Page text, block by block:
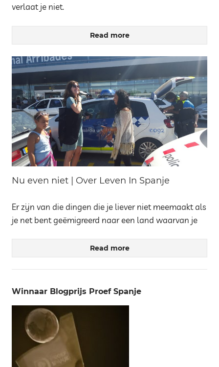
verlaat je niet.
Read more
Nu even niet | Over Leven In Spanje
Er zijn van die dingen die je liever niet meemaakt als
je net bent geëmigreerd naar een land waarvan je
Read more
Winnaar Blogprijs Proef Spanje